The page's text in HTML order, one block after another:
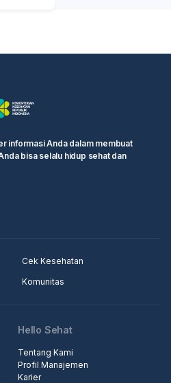
kehamilan atau sudah hamil,
efek yang tidak diinginkan pada
berat badan dengan
mendapatkan saran yang
informasi Anda dalam membuat
bisa selalu hidup sehat dan
Cek Kesehatan
Komunitas
Hello Sehat
Tentang Kami
Profil Manajemen
Karier